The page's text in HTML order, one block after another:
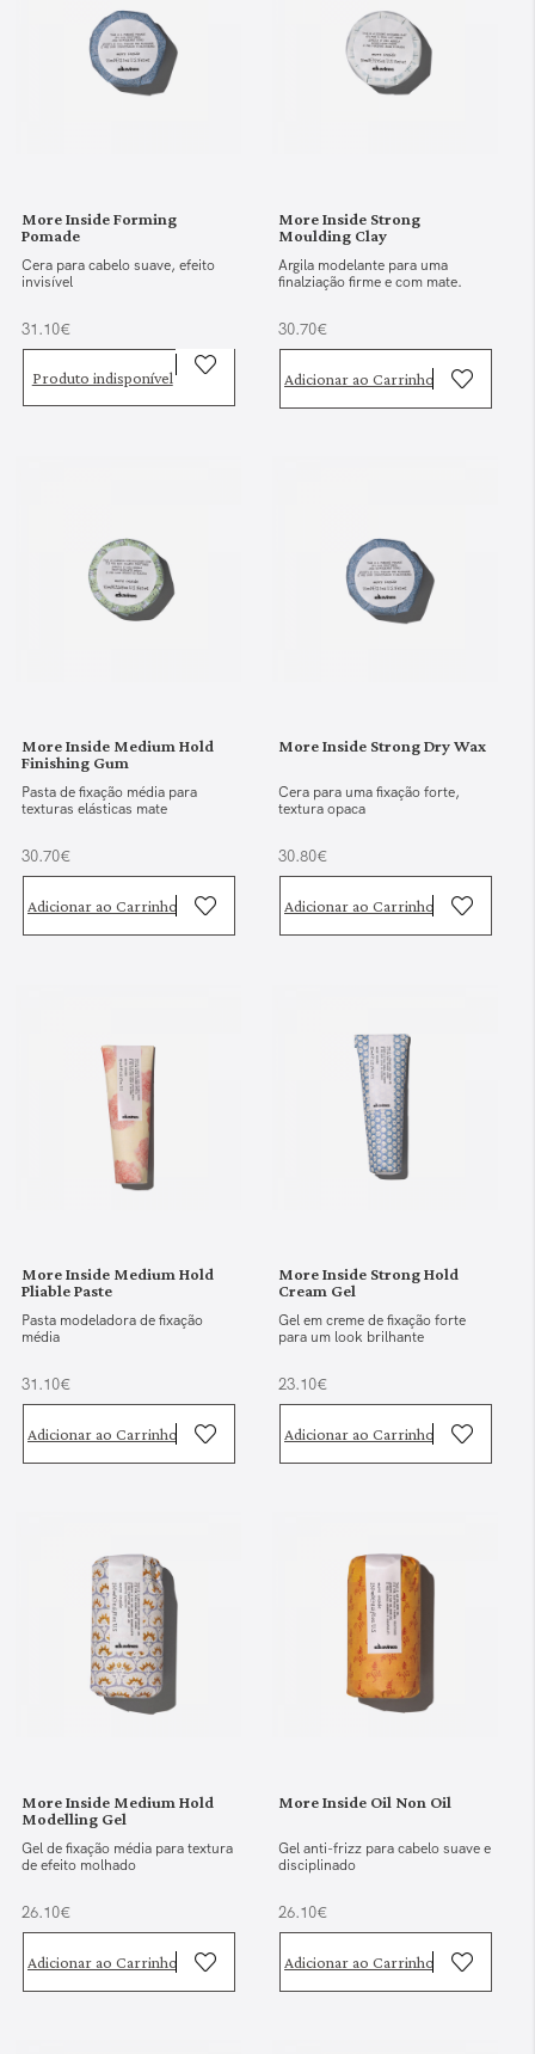
More Inside Forming
Pomade
Cera para cabelo suave, efeito
invisível
31.10€
Produto indisponível
More Inside Strong
Moulding Clay
Argila modelante para uma
finalziação firme e com mate.
30.70€
Adicionar ao Carrinho
More Inside Medium Hold
Finishing Gum
Pasta de fixação média para
texturas elásticas mate
30.70€
Adicionar ao Carrinho
More Inside Strong Dry Wax
Cera para uma fixação forte,
textura opaca
30.80€
Adicionar ao Carrinho
More Inside Medium Hold
Pliable Paste
Pasta modeladora de fixação
média
31.10€
Adicionar ao Carrinho
More Inside Strong Hold
Cream Gel
Gel em creme de fixação forte
para um look brilhante
23.10€
Adicionar ao Carrinho
More Inside Medium Hold
Modelling Gel
Gel de fixação média para textura
de efeito molhado
26.10€
Adicionar ao Carrinho
More Inside Oil Non Oil
Gel anti-frizz para cabelo suave e
disciplinado
26.10€
Adicionar ao Carrinho